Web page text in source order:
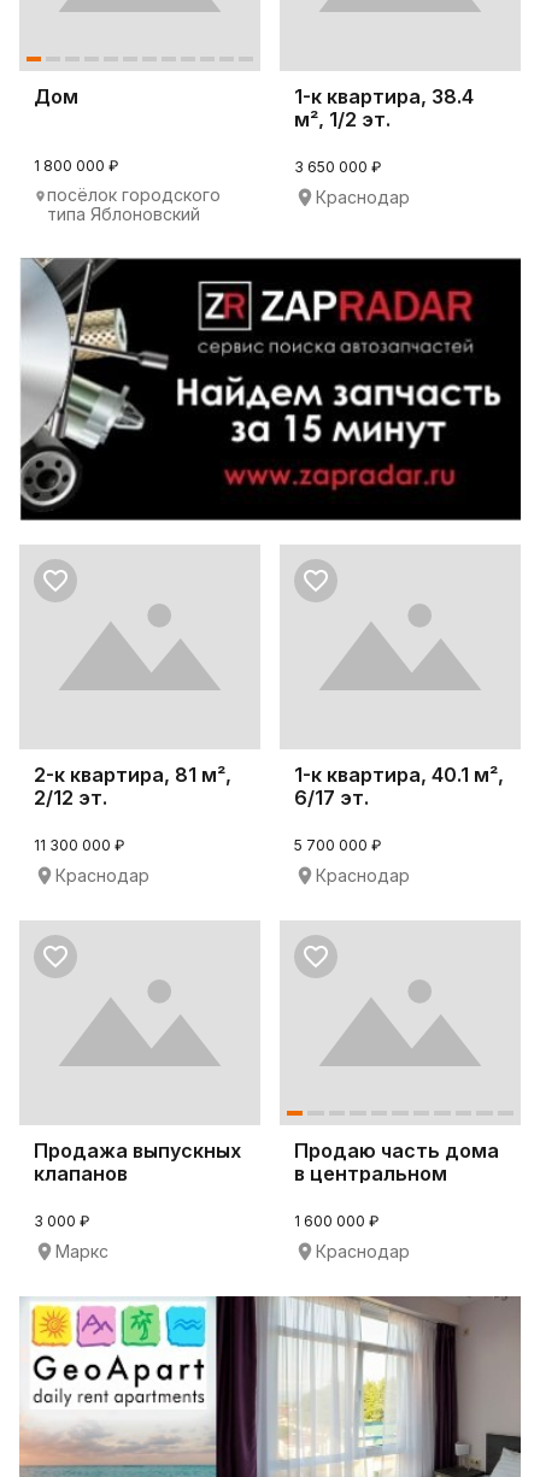
Дом
1 800 000 ₽
посёлок городского
типа Яблоновский
1-к квартира, 38.4
м², 1/2 эт.
3 650 000 ₽
Краснодар
2-к квартира, 81 м²,
2/12 эт.
11 300 000 ₽
Краснодар
1-к квартира, 40.1 м²,
6/17 эт.
5 700 000 ₽
Краснодар
Продажа выпускных
клапанов
3 000 ₽
Маркс
Продаю часть дома
в центральном
1 600 000 ₽
Краснодар